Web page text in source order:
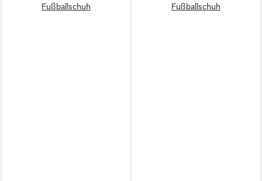
Fußballschuh
Fußballschuh